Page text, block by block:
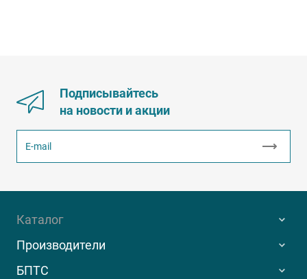
Подписывайтесь
на новости и акции
Каталог
Производители
БПТС